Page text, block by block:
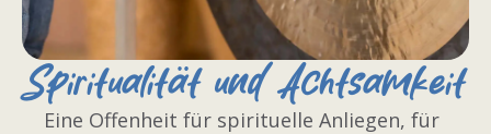
Spiritualität und Achtsamkeit
Eine Offenheit für spirituelle Anliegen, für